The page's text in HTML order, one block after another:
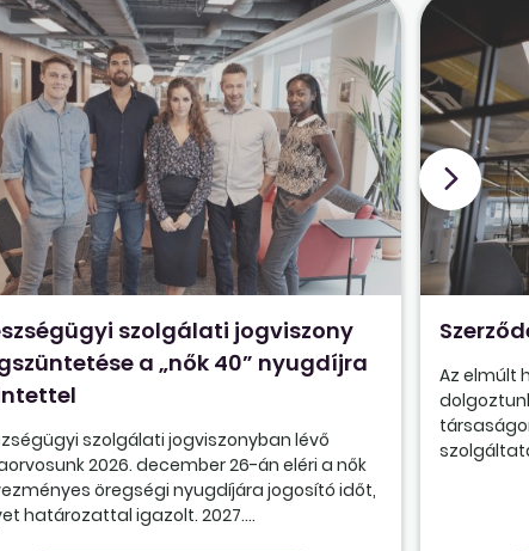
szolgálati jogviszony
a „nők 40” nyugdíjra
szolgálati jogviszonyban lévő
2026. december 26-án eléri a nők
öregségi nyugdíjára jogosító időt,
határozattal igazolt. 2027....
Az elmúlt